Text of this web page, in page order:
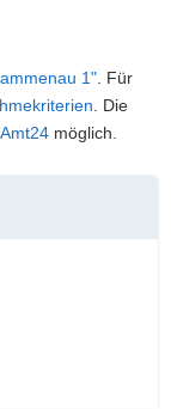
1" . Für
. Die
möglich.